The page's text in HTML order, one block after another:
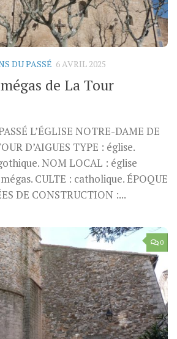
DU PASSÉ 6 AVRIL 2025
de La Tour
L’ÉGLISE NOTRE-DAME DE
D’AIGUES TYPE : église.
NOM LOCAL : église
CULTE : catholique. ÉPOQUE
DE CONSTRUCTION :...
0